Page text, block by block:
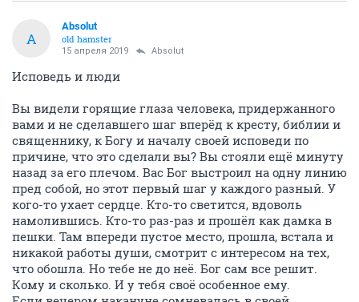
A
Absolut
old hamster
15 апреля 2019 Absolut
Исповедь и люди
Вы видели горящие глаза человека, придержанного
вами и не сделавшего шаг вперёд к кресту, библии и
священнику, к Богу и началу своей исповеди по
причине, что это сделали вы? Вы стояли ещё минуту
назад за его плечом. Вас Бог выстроил на одну линию
пред собой, но этот первый шаг у каждого разный. У
кого-то ухает сердце. Кто-то светится, вдоволь
намолившись. Кто-то раз-раз и прошёл как дамка в
пешки. Там впереди пустое место, прошла, встала и
никакой работы души, смотрит с интересом на тех,
что обошла. Но тебе не до неё. Бог сам все решит.
Кому и сколько. И у тебя своё особенное ему.